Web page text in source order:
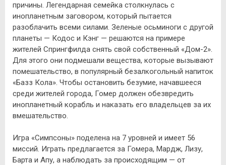
причины. Легендарная семейка столкнулась с
инопланетным заговором, который пытается
разоблачить всеми силами. Зеленые осьминоги с другой
планеты — Кодос и Кэнг — решаются на примере
жителей Спрингфилда снять свой собственный «Дом-2».
Для этого они подмешали вещества, которые вызывают
помешательство, в популярный безалкогольный напиток
«Базз Кола». Чтобы остановить безумие, начавшееся
среди жителей города, Гомер должен обезвредить
инопланетный корабль и наказать его владельцев за их
вмешательство.
Игра «Симпсоны» поделена на 7 уровней и имеет 56
миссий. Играть предлагается за Гомера, Мардж, Лизу,
Барта и Апу, а наблюдать за происходящим — от